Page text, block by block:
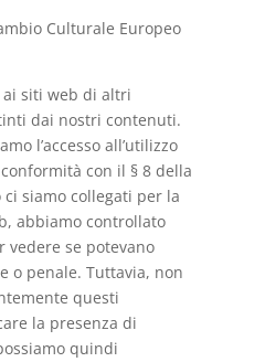
Culturale Europeo
siti web di altri
dai nostri contenuti.
l’accesso all’utilizzo
con il § 8 della
siamo collegati per la
abbiamo controllato
se potevano
o penale. Tuttavia, non
questi
la presenza di
quindi